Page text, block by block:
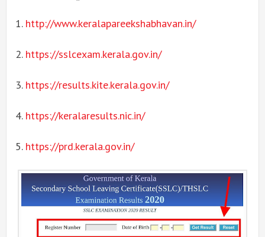
1. http://www.keralapareekshabhavan.in/
2. https://sslcexam.kerala.gov.in/
3. https://results.kite.kerala.gov.in/
4. https://keralaresults.nic.in/
5. https://prd.kerala.gov.in/